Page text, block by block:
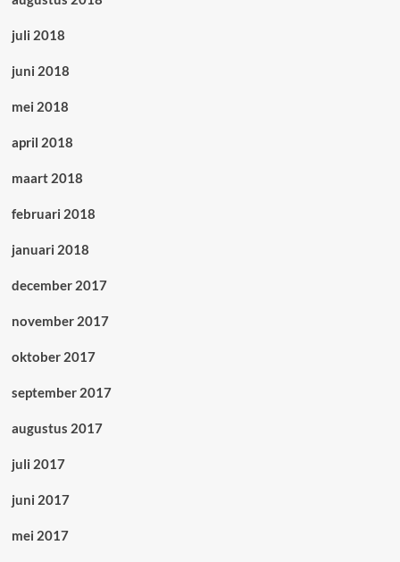
juli 2018
juni 2018
mei 2018
april 2018
maart 2018
februari 2018
januari 2018
december 2017
november 2017
oktober 2017
september 2017
augustus 2017
juli 2017
juni 2017
mei 2017